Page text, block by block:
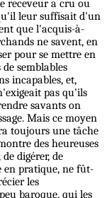
receveur a cru ou
leur suffisait d'un
que l'acquis-à-
ne savent, en
pour se mettre en
semblables
incapables, et,
pas qu'ils
savants on
Mais ce moyen
toujours une tâche
des heureuses
digérer, de
en pratique, ne fût-
les
baroque, qui les